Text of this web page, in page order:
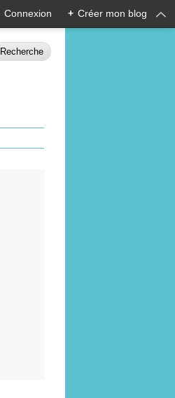
Connexion + Créer mon blog